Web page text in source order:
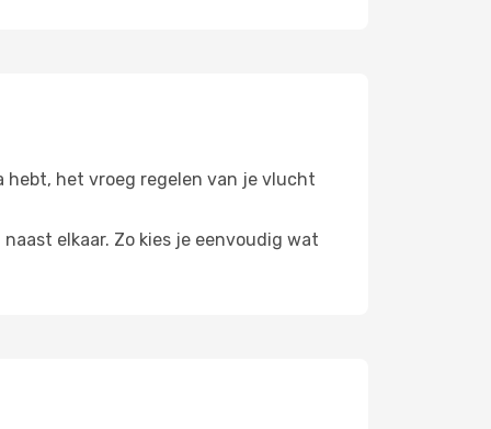
hebt, het vroeg regelen van je vlucht
elkaar. Zo kies je eenvoudig wat